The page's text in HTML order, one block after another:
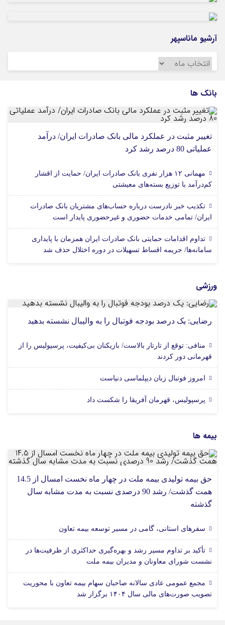
آرشیو ماناسپهر
آرشیو
ماناسپهر
بانک ها
تغییر مثبت در عملکرد مالی بانک صادرات ایران/ درآمد
عملیاتی 80 درصد رشد کرد
مهمانی ۱۲ هزار نفری بانک صادرات ایران/ حمایت از اقشار
کم‌درآمد با توزیع بسته‌های معیشتی
تکذیب خبر نادرست درباره حساب‌های مشتریان بانک صادرات
ایران/ تمامی خدمات حضوری و غیرحضوری پایدار است
تداوم اقدامات حمایتی بانک صادرات ایران همزمان با پایداری
سامانه‌ها/ جریمه اقساط تسهیلات در دوره اختلال حذف شد
ورزشی
رضایی: یک درصد بودجه فوتبال را به والیبال نشسته بدهید
منافی: توقع از تارتار بالاست/ بازیکنان بی‌کیفیت، پرسپولیس را از
قهرمانی دور کردند
امروز فوتبال زبان دیپلماسی دنیاست
پرسپولیس، قهرمان آفریقا را شکست داد
بیمه ها
حق بیمه تولیدی بیمه ملت در چهار ماه نخست امسال از 14.5
همت گذشت/ رشد 90 درصدی نسبت به مدت مشابه سال
گذشته
سفرهای استانی، گامی در مسیر توسعه بیمه تعاون
تأکید بر تداوم مسیر رشد و بهره‌گیری حداکثری از ظرفیت‌ها در
نشست شورای معاونان و مدیران بیمه ملت
مجمع عمومی عادی سالانه صاحبان سهام بیمه تعاون با محوریت
تصویب صورت‌های مالی سال ۱۴۰۴ برگزار شد